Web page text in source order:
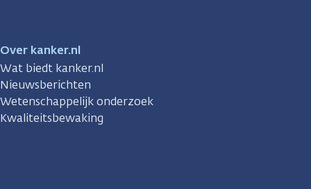
Over kanker.nl
Wat biedt kanker.nl
Nieuwsberichten
Wetenschappelijk onderzoek
Kwaliteitsbewaking